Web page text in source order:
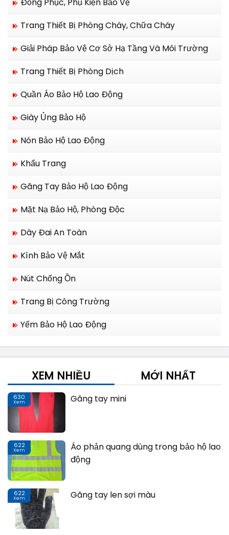
Đồng Phục, Phụ Kiện Bảo Vệ
Trang Thiết Bị Phòng Cháy, Chữa Cháy
Giải Pháp Bảo Vệ Cơ Sở Hạ Tầng Và Môi Trường
Trang Thiết Bị Phòng Dịch
Quần Áo Bảo Hộ Lao Động
Giày Ủng Bảo Hộ
Nón Bảo Hộ Lao Động
Khẩu Trang
Găng Tay Bảo Hộ Lao Động
Mặt Nạ Bảo Hộ, Phòng Độc
Dây Đai An Toàn
Kính Bảo Vệ Mắt
Nút Chống Ồn
Trang Bị Công Trường
Yếm Bảo Hộ Lao Động
XEM NHIỀU MỚI NHẤT
630
Xem Găng tay mini
622
Xem
Áo phản quang dùng trong bảo hộ lao
động
622
Xem Găng tay len sợi màu